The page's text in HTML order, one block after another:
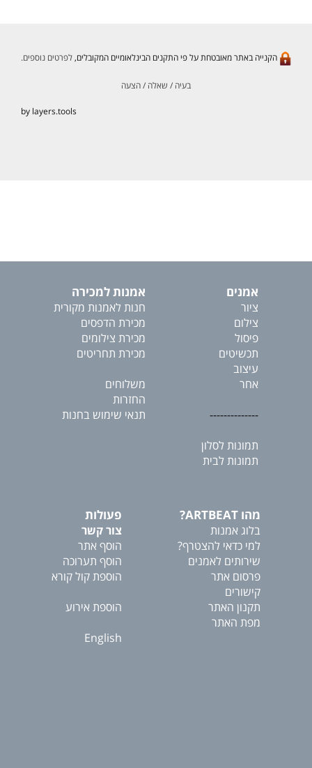
הקנייה באתר מאובטחת על פי התקנים הבינלאומיים המקובלים,לפרטים נוספים.
בעיה / שאלה / הצעה
by layers.tools
אמנים
ציור
צילום
פיסול
תכשיטים
עיצוב
אחר
--------------
תמונות לסלון
תמונות לבית
אמנות למכירה
חנות לאמנות מקורית
מכירת הדפסים
מכירת צילומים
מכירת תחריטים
משלוחים
החזרות
תנאי שימוש בחנות
מהו ARTBEAT?
בלוג אמנות
למי כדאי להצטרף?
שירותים לאמנים
פרסום אתר
קישורים
תקנון האתר
מפת האתר
פעולות
צור קשר
הוסף אתר
הוסף תערוכה
הוספת קול קורא
הוספת אירוע
English